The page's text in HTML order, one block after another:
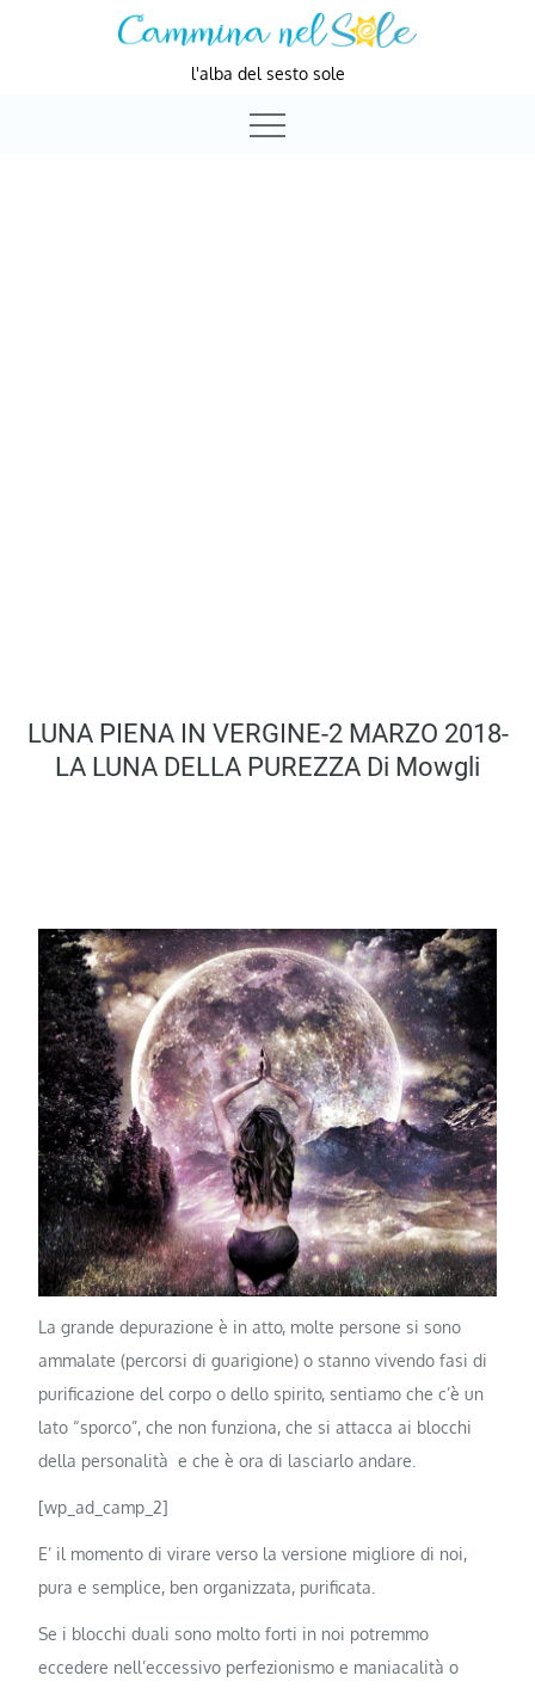
l'alba del sesto sole
LUNA PIENA IN VERGINE-2 MARZO 2018-
LA LUNA DELLA PUREZZA Di Mowgli
La grande depurazione è in atto, molte persone si sono
ammalate (percorsi di guarigione) o stanno vivendo fasi di
purificazione del corpo o dello spirito, sentiamo che c’è un
lato “sporco”, che non funziona, che si attacca ai blocchi
della personalità e che è ora di lasciarlo andare.
[wp_ad_camp_2]
E’ il momento di virare verso la versione migliore di noi,
pura e semplice, ben organizzata, purificata.
Se i blocchi duali sono molto forti in noi potremmo
eccedere nell’eccessivo perfezionismo e maniacalità o